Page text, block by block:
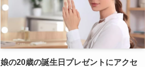
娘の20歳の誕生日プレゼントにアクセ